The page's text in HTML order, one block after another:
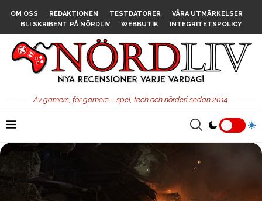
OM OSS REDAKTIONEN TESTDATORER
VÅRA UTMÄRKELSER
BLI SKRIBENT PÅ NÖRDLIV
WEBBUTIK INTEGRITETSPOLICY
Av gamers, för gamers – spel, tech och nörderi sedan 2014.